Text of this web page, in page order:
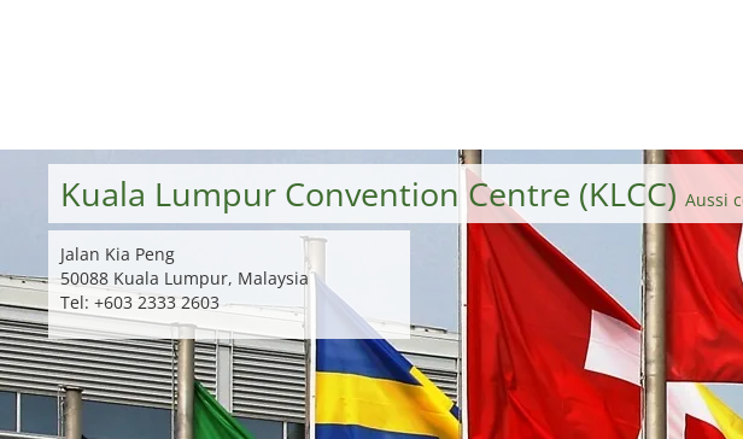
Kuala Lumpur Convention Centre (KLCC) Aussi
Jalan Kia Peng
50088 Kuala Lumpur, Malaysia
Tel: +603 2333 2603